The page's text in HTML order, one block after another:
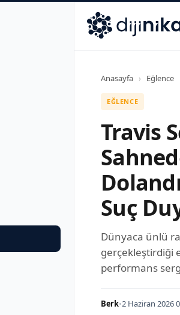
Sitesi B Blok No: 17/2A, Marmara
Anasayfa › Eğlence
EĞLENCE
Travis
Suç
Dünyaca ünlü
gerçekleştirdiği
performans
Berk•2 Haziran 2026